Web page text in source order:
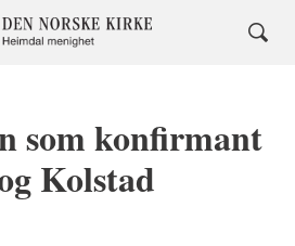
som konfirmant
Kolstad